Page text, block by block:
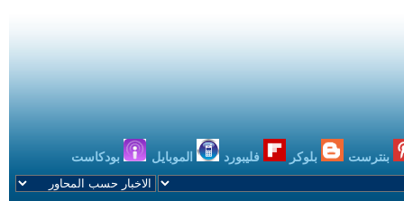
بنترست بلوكر فليبورد الموبايل بودكاست